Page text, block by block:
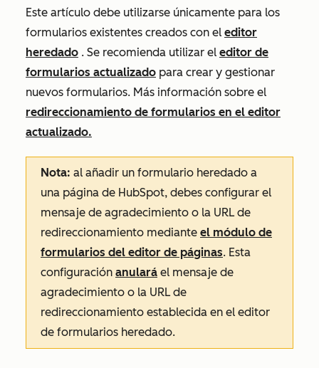
Este artículo debe utilizarse únicamente para los
formularios existentes creados con el editor
heredado . Se recomienda utilizar el editor de
formularios actualizado para crear y gestionar
nuevos formularios. Más información sobre el
redireccionamiento de formularios en el editor
actualizado.
Nota: al añadir un formulario heredado a
una página de HubSpot, debes configurar el
mensaje de agradecimiento o la URL de
redireccionamiento mediante el módulo de
formularios del editor de páginas. Esta
configuración anulará el mensaje de
agradecimiento o la URL de
redireccionamiento establecida en el editor
de formularios heredado.